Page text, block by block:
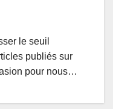
le seuil
publiés sur
pour nous…